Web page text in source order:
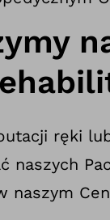
ręki
naszych
naszym